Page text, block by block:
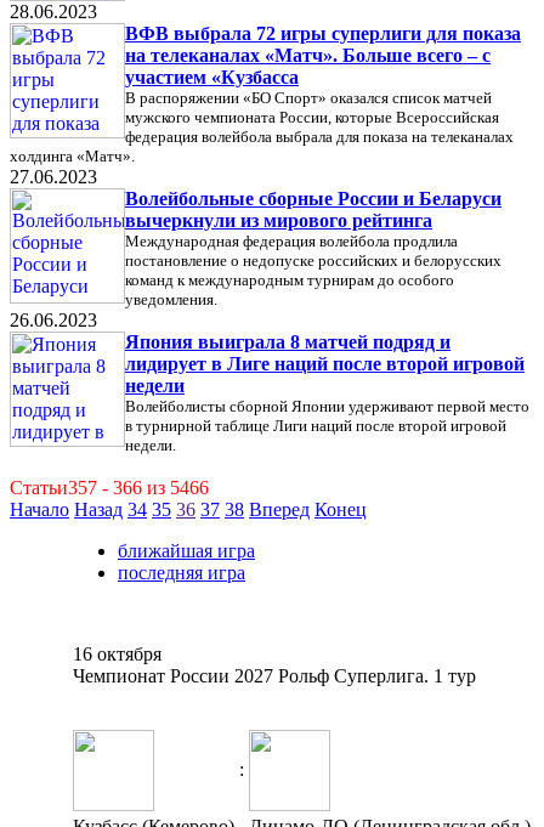
28.06.2023
ВФВ выбрала 72 игры суперлиги для показа
на телеканалах «Матч». Больше всего – с
участием «Кузбасса
В распоряжении «БО Спорт» оказался список матчей
мужского чемпионата России, которые Всероссийская
федерация волейбола выбрала для показа на телеканалах
холдинга «Матч».
27.06.2023
Волейбольные сборные России и Беларуси
вычеркнули из мирового рейтинга
Международная федерация волейбола продлила
постановление о недопуске российских и белорусских
команд к международным турнирам до особого
уведомления.
26.06.2023
Япония выиграла 8 матчей подряд и
лидирует в Лиге наций после второй игровой
недели
Волейболисты сборной Японии удерживают первой место
в турнирной таблице Лиги наций после второй игровой
недели.
Статьи357 - 366 из 5466
Начало Назад 34 35 36 37 38 Вперед Конец
ближайшая игра
последняя игра
16 октября
Чемпионат России 2027 Рольф Суперлига. 1 тур
: